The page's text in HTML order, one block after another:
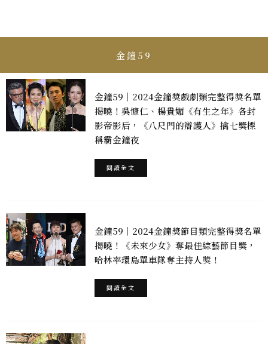
金鐘59
金鐘59｜2024金鐘獎戲劇類完整得獎名單
揭曉！吳慷仁、楊貴媚《有生之年》各封
影帝影后，《八尺門的辯護人》擒七獎標
稱霸金鐘夜
閱讀全文
金鐘59｜2024金鐘獎節目類完整得獎名單
揭曉！《未來少女》奪最佳綜藝節目獎，
哈林率環島單車隊奪主持人獎！
閱讀全文